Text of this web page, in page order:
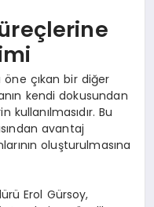
çıkan bir diğer
kendi dokusundan
Bu
avantaj
oluşturulmasına
Erol Gürsoy,